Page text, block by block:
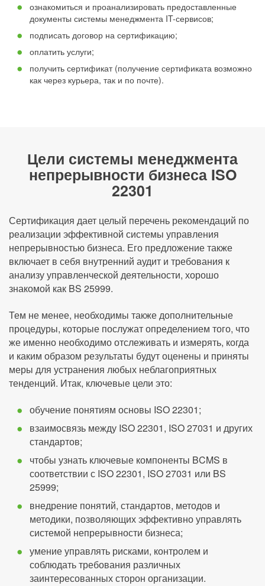
ознакомиться и проанализировать предоставленные
документы системы менеджмента IT-сервисов;
подписать договор на сертификацию;
оплатить услуги;
получить сертификат (получение сертификата возможно
как через курьера, так и по почте).
Цели системы менеджмента
непрерывности бизнеса ISO
22301
Сертификация дает целый перечень рекомендаций по
реализации эффективной системы управления
непрерывностью бизнеса. Его предложение также
включает в себя внутренний аудит и требования к
анализу управленческой деятельности, хорошо
знакомой как BS 25999.
Тем не менее, необходимы также дополнительные
процедуры, которые послужат определением того, что
же именно необходимо отслеживать и измерять, когда
и каким образом результаты будут оценены и приняты
меры для устранения любых неблагоприятных
тенденций. Итак, ключевые цели это:
обучение понятиям основы ISO 22301;
взаимосвязь между ISO 22301, ISO 27031 и других
стандартов;
чтобы узнать ключевые компоненты BCMS в
соответствии с ISO 22301, ISO 27031 или BS
25999;
внедрение понятий, стандартов, методов и
методики, позволяющих эффективно управлять
системой непрерывности бизнеса;
умение управлять рисками, контролем и
соблюдать требования различных
заинтересованных сторон организации.